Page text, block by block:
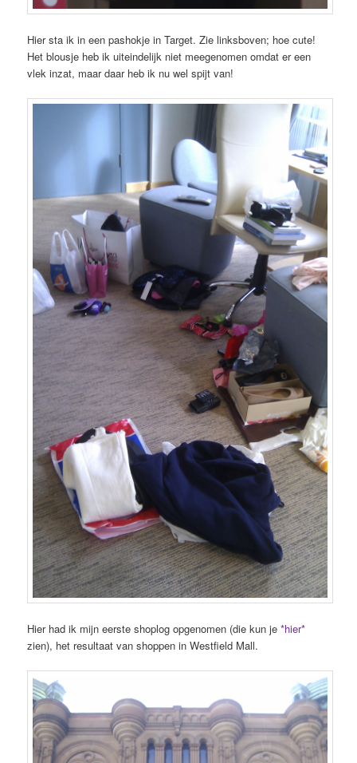
Hier sta ik in een pashokje in Target. Zie linksboven; hoe cute!
Het blousje heb ik uiteindelijk niet meegenomen omdat er een
vlek inzat, maar daar heb ik nu wel spijt van!
Hier had ik mijn eerste shoplog opgenomen (die kun je*hier*
zien), het resultaat van shoppen in Westfield Mall.